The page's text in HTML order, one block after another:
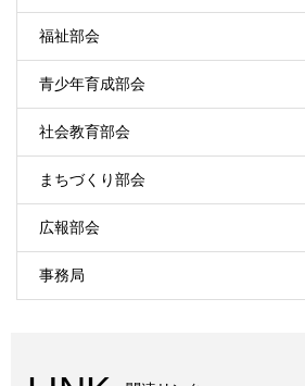
福祉部会
青少年育成部会
社会教育部会
まちづくり部会
広報部会
事務局